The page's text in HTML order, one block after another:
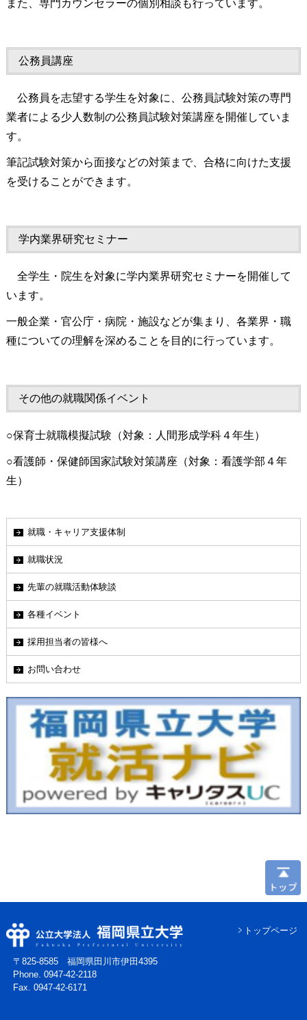
就職・キャリア支援体制
就職状況
先輩の就職活動体験談
各種イベント
採用担当者の皆様へ
お問い合わせ
また、専門カウンセラーの個別相談も行っています。
公務員講座
公務員を志望する学生を対象に、公務員試験対策の専門
業者による少人数制の公務員試験対策講座を開催していま
す。
筆記試験対策から面接などの対策まで、合格に向けた支援
を受けることができます。
学内業界研究セミナー
全学生・院生を対象に学内業界研究セミナーを開催して
います。
一般企業・官公庁・病院・施設などが集まり、各業界・職
種についての理解を深めることを目的に行っています。
その他の就職関係イベント
○保育士就職模擬試験（対象：人間形成学科４年生）
○看護師・保健師国家試験対策講座（対象：看護学部４年
生）
〒825-8585 福岡県田川市伊田4395
Phone. 0947-42-2118
Fax. 0947-42-6171
トップページ